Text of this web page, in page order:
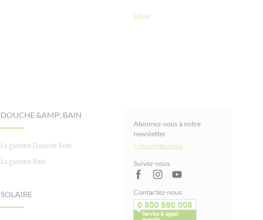
50ml
DOUCHE &AMP; BAIN
La gamme Douche Soin
La gamme Bain
SOLAIRE
Abonnez-vous à notre
newsletter
> Inscrivez-vous
Suivez-nous
Contactez-nous